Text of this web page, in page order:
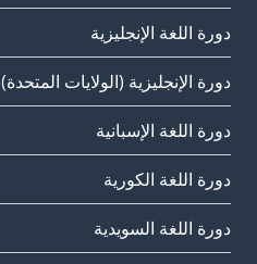
دورة اللغة الإنجليزية
دورة الإنجليزية (الولايات المتحدة)
دورة اللغة الإسبانية
دورة اللغة الكورية
دورة اللغة السويدية